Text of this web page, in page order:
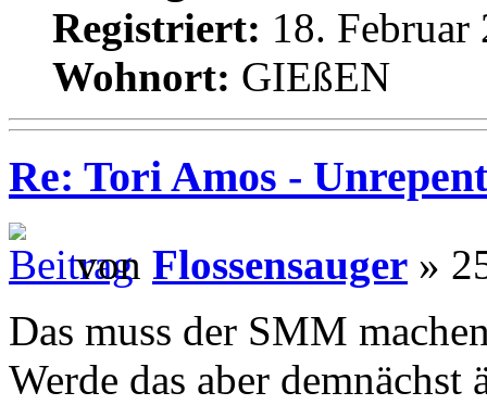
Registriert: 18. Februar
Wohnort: GIEßEN
Re: Tori Amos -
von Flossensauger »
Das muss der SMM
Werde das aber demnächst